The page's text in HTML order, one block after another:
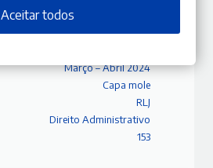
Gestlegal
Março – Abril 2024
Capa mole
RLJ
Direito Administrativo
153
Aceitar todos